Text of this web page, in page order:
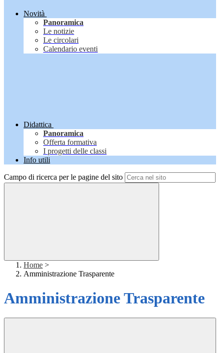
Novità
Panoramica
Le notizie
Le circolari
Calendario eventi
Didattica
Panoramica
Offerta formativa
I progetti delle classi
Info utili
Campo di ricerca per le pagine del sito
Home >
Amministrazione Trasparente
Amministrazione Trasparente